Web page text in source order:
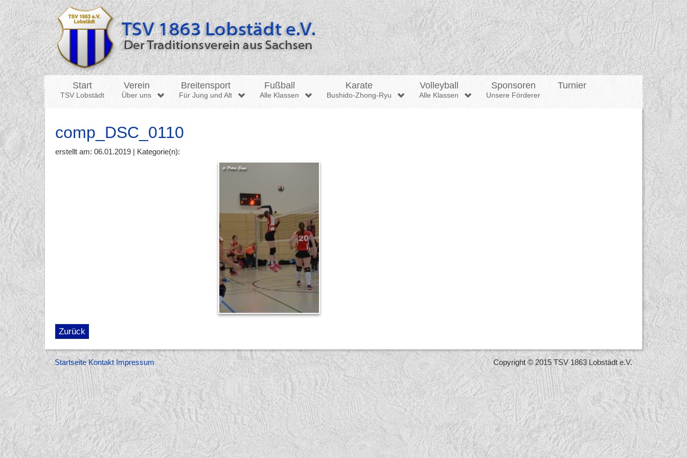
Start
TSV Lobstädt
Verein
Über uns
Breitensport
Für Jung und Alt
Fußball
Alle Klassen
Karate
Bushido-Zhong-Ryu
Volleyball
Alle Klassen
Sponsoren
Unsere Förderer
Turnier
comp_DSC_0110
erstellt am: 06.01.2019 | Kategorie(n):
Zurück
Startseite Kontakt Impressum Copyright © 2015 TSV 1863 Lobstädt e.V.